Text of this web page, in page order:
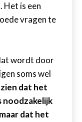
Het is een
vragen te
wordt door
soms wel
dat het
noodzakelijk
dat het